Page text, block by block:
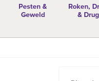
Pesten &
Geweld
Roken,
&